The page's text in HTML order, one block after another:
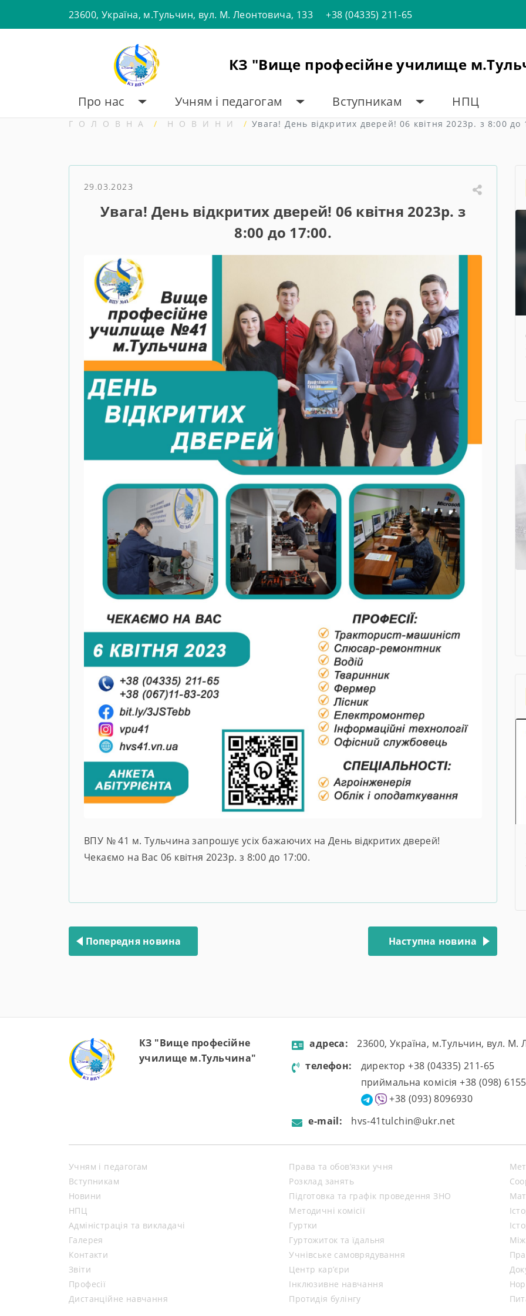
23600, Україна, м.Тульчин, вул. М. Леонтовича, 133 +38 (04335) 211-65
КЗ "Вище професійне училище
Про нас Учням і педагогам Вступникам НПЦ
ГОЛОВНА НОВИНИ Увага! День відкритих дверей! 06 квітня 2023р. з 8:00 до
29.03.2023
Увага! День відкритих дверей! 06 квітня 2023р. з
8:00 до 17:00.
ВПУ № 41 м. Тульчина запрошує усіх бажаючих на День відкритих дверей!
Чекаємо на Вас 06 квітня 2023р. з 8:00 до 17:00.
записів
Попередня новина Наступна новина
КЗ "Вище професійне
училище м.Тульчина"
aдресa:
23600, Україна, м.Тульчин, вул. М.
телефон:
директор +38 (04335) 211-65
приймальна комісія +38 (098)
+38 (093) 8096930
e-mail:
hvs-41tulchin@ukr.net
Учням і педагогам
Вступникам
Новини
НПЦ
Адміністрація та викладачі
Галерея
Контакти
Звіти
Професії
Дистанційне навчання
Права та обов’язки учня
Розклад занять
Підготовка та графік проведення ЗНО
Методичні комісії
Гуртки
Гуртожиток та їдальня
Учнівське самоврядування
Центр кар’єри
Інклюзивне навчання
Протидія булінгу